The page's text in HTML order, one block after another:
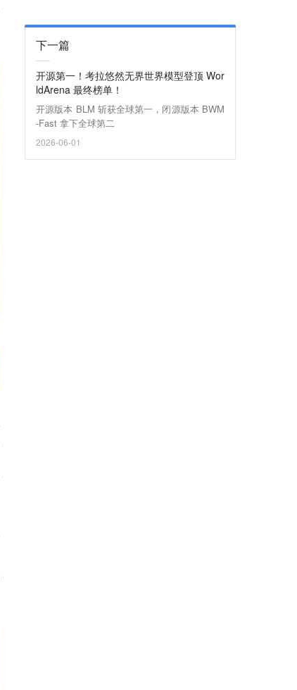
下一篇
开源第一！考拉悠然无界世界模型登顶 Wor
ldArena 最终榜单！
开源版本 BLM 斩获全球第一，闭源版本 BWM
-Fast 拿下全球第二
2026-06-01